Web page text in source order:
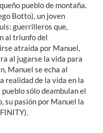
pueblo de montaña.
Botto), un joven
guerrilleros que,
al triunfo del
atraída por Manuel,
al jugarse la vida para
Manuel se echa al
realidad de la vida en la
sólo deambulan el
su pasión por Manuel la